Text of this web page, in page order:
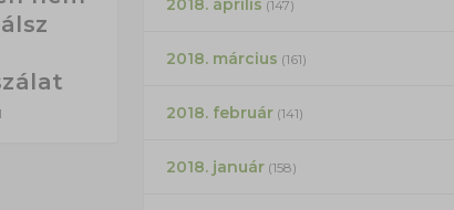
2018. április (147)
2018. március (161)
2018. február(141)
2018. január(158)